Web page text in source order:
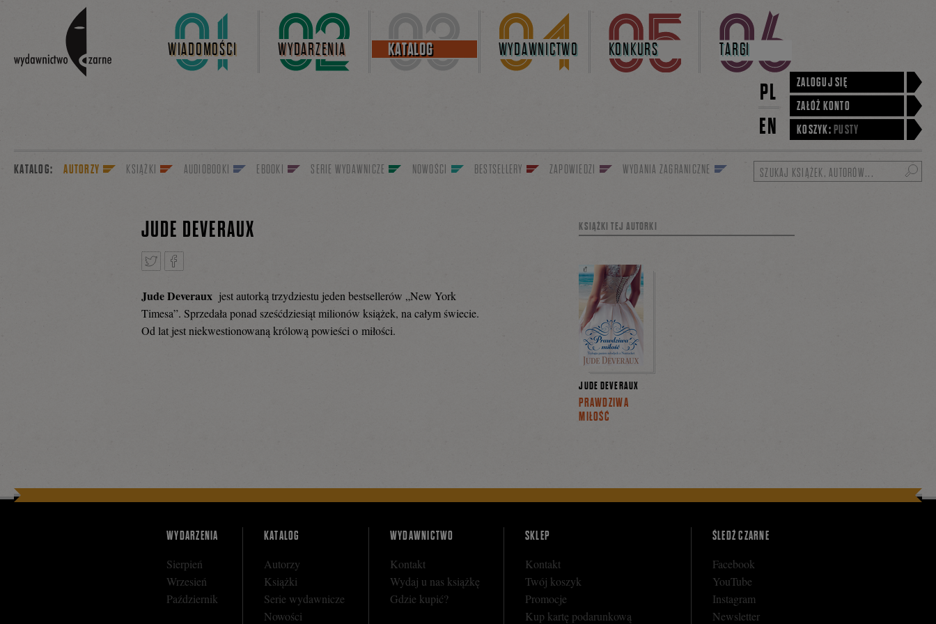
WIADOMOŚCI WYDARZENIA KATALOG WYDAWNICTWO KONKURS TARGI
PL
EN
ZALOGUJ SIĘ
ZAŁÓŻ KONTO
KOSZYK: PUSTY
KATALOG: AUTORZY KSIĄŻKI AUDIOBOOKI EBOOKI SERIE WYDAWNICZE NOWOŚCI BESTSELLERY ZAPOWIEDZI WYDANIA ZAGRANICZNE
JUDE DEVERAUX
TweetnijPodziel
Jude Deverauxjest autorką trzydziestu jeden bestsellerów „New York
Timesa”. Sprzedała ponad sześćdziesiąt milionów książek, na całym świecie.
Od lat jest niekwestionowaną królową powieści o miłości.
KSIĄŻKI TEJ AUTORKI
JUDE DEVERAUX
PRAWDZIWA
MIŁOŚĆ
WYDARZENIA
Sierpień
Wrzesień
Październik
KATALOG
Autorzy
Książki
Serie wydawnicze
Nowości
WYDAWNICTWO
Kontakt
Wydaj u nas książkę
Gdzie kupić?
SKLEP
Kontakt
Twój koszyk
Promocje
Kup kartę podarunkową
ŚLEDŹ CZARNE
Facebook
YouTube
Instagram
Newsletter